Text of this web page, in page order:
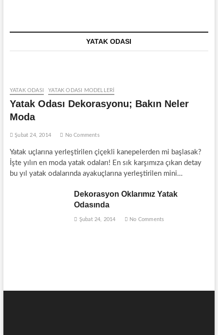
YATAK ODASI
YATAK ODASI YATAK ODASI MODELLERI
Yatak Odası Dekorasyonu; Bakın Neler
Moda
Şubat 24, 2014 No Comments
Yatak uçlarına yerleştirilen çiçekli kanepelerden mi başlasak?
İşte yılın en moda yatak odaları! En sık karşımıza çıkan detay
bu yıl yatak odalarında ayakuçlarına yerleştirilen mini…
Dekorasyon Oklarımız Yatak
Odasında
Şubat 24, 2014 No Comments